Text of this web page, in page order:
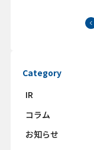
Category
IR
コラム
お知らせ